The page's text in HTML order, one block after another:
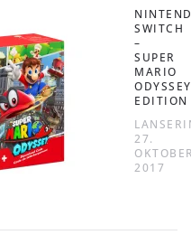
SWITCH
–
SUPER
MARIO
ODYSSEY
EDITION
27.
2017